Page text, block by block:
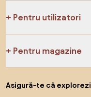
Pentru utilizatori
Pentru magazine
Asigură-te că explorezi